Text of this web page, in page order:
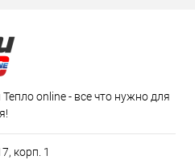
online - все что нужно для
корп. 1